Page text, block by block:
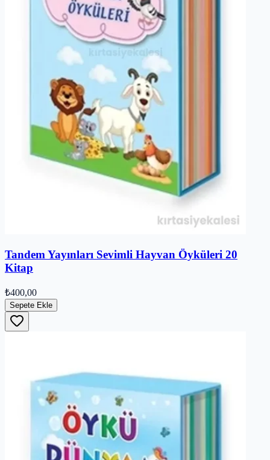
Tandem Yayınları Sevimli Hayvan Öyküleri 20
Kitap
₺400,00
Sepete Ekle